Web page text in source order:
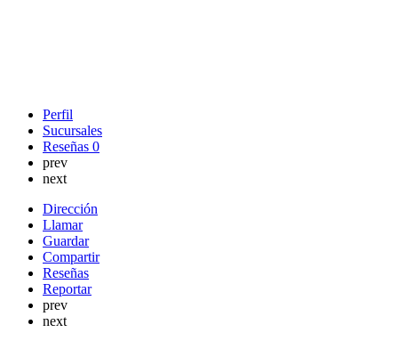
Perfil
Sucursales
Reseñas 0
prev
next
Dirección
Llamar
Guardar
Compartir
Reseñas
Reportar
prev
next